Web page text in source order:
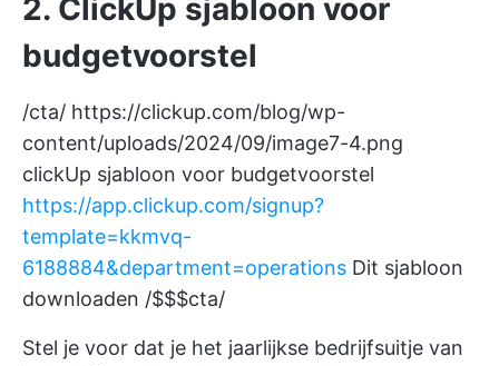
2. ClickUp sjabloon voor
budgetvoorstel
/cta/ https://clickup.com/blog/wp-
content/uploads/2024/09/image7-4.png
clickUp sjabloon voor budgetvoorstel
https://app.clickup.com/signup?
template=kkmvq-
6188884&department=operations Dit sjabloon
downloaden /$$$cta/
Stel je voor dat je het jaarlijkse bedrijfsuitje van